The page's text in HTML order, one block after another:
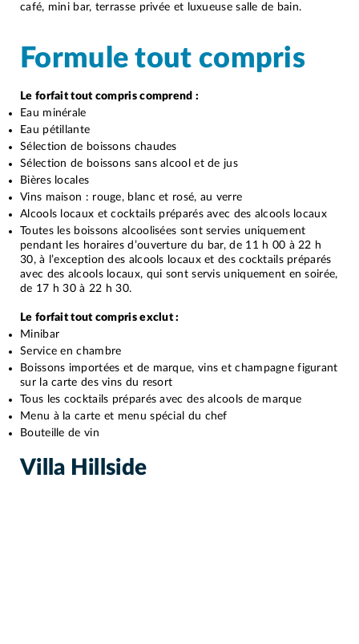
café, mini bar, terrasse privée et luxueuse salle de bain.
Formule tout compris
Le forfait tout compris comprend :
Eau minérale
Eau pétillante
Sélection de boissons chaudes
Sélection de boissons sans alcool et de jus
Bières locales
Vins maison : rouge, blanc et rosé, au verre
Alcools locaux et cocktails préparés avec des alcools locaux
Toutes les boissons alcoolisées sont servies uniquement
pendant les horaires d’ouverture du bar, de 11 h 00 à 22 h
30, à l’exception des alcools locaux et des cocktails préparés
avec des alcools locaux, qui sont servis uniquement en soirée,
de 17 h 30 à 22 h 30.
Le forfait tout compris exclut :
Minibar
Service en chambre
Boissons importées et de marque, vins et champagne figurant
sur la carte des vins du resort
Tous les cocktails préparés avec des alcools de marque
Menu à la carte et menu spécial du chef
Bouteille de vin
Villa Hillside